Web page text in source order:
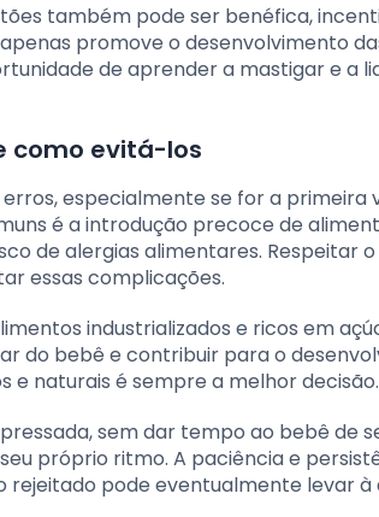
também pode ser benéfica,
promove o desenvolvimento
de aprender a mastigar e a
como evitá-los
especialmente se for a primeira
é a introdução precoce de
de alergias alimentares. Respeitar
essas complicações.
industrializados e ricos em
do bebê e contribuir para o
e naturais é sempre a melhor decisão.
sem dar tempo ao bebê de
próprio ritmo. A paciência e
pode eventualmente levar à